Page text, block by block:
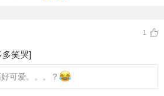
1
多笑哭]
可爱。。。？